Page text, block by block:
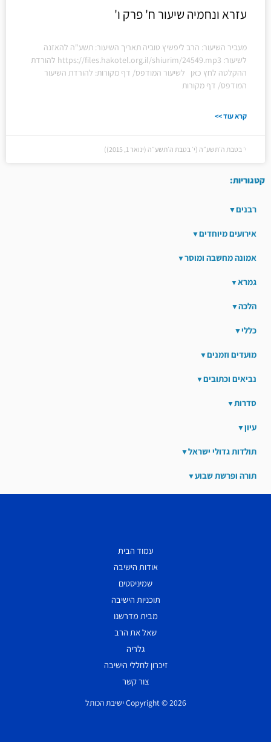
עזרא ונחמיה שיעור ח' פרק ו'
מעביר השיעור: הרב ליפשיץ טוביה תאריך השיעור: תשע"ה להאזנה
לשיעור: https://files.hakotel.org.il/shiurim/24549.mp3 להורדת
ההקלטה לחץ כאן לשיעור המודפס/ דף מקורות: להורדת השיעור
המודפס/ דף מקורות
קרא עוד >>
י׳ בטבת ה׳תשע״ה (י׳ בטבת ה׳תשע״ה (ינואר 1, 2015))
קטגוריות:
רבנים
אירועים מיוחדים
אמונה מחשבה ומוסר
גמרא
הלכה
כללי
מועדים וזמנים
נביאים וכתובים
סדרות
עיון
תולדות גדולי ישראל
תורה ופרשת שבוע
עמוד הבית
אודות הישיבה
שמיניסטים
תוכניות הישיבה
מבית מדרשנו
שאל את הרב
גלריה
זיכרון לחללי הישיבה
צור קשר
Copyright © 2026 ישיבת הכותל